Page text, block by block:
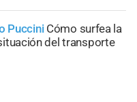
Puccini Cómo surfea la
del transporte